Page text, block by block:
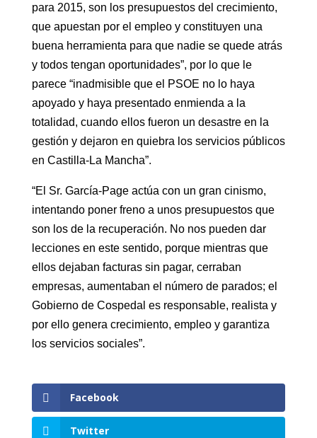
para 2015, son los presupuestos del crecimiento,
que apuestan por el empleo y constituyen una
buena herramienta para que nadie se quede atrás
y todos tengan oportunidades”, por lo que le
parece “inadmisible que el PSOE no lo haya
apoyado y haya presentado enmienda a la
totalidad, cuando ellos fueron un desastre en la
gestión y dejaron en quiebra los servicios públicos
en Castilla-La Mancha”.
“El Sr. García-Page actúa con un gran cinismo,
intentando poner freno a unos presupuestos que
son los de la recuperación. No nos pueden dar
lecciones en este sentido, porque mientras que
ellos dejaban facturas sin pagar, cerraban
empresas, aumentaban el número de parados; el
Gobierno de Cospedal es responsable, realista y
por ello genera crecimiento, empleo y garantiza
los servicios sociales”.
Facebook
Twitter